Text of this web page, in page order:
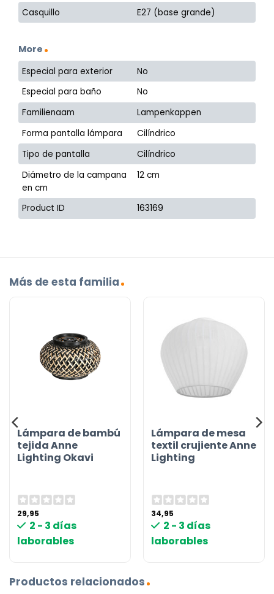
Casquillo E27 (base grande)
More
Especial para exterior
No
Especial para baño
No
Familienaam
Lampenkappen
Forma pantalla lámpara
Cilíndrico
Tipo de pantalla
Cilíndrico
Diámetro de la campana
en cm
12 cm
Product ID 163169
Más de esta familia
Lámpara de bambú
tejida Anne
Lighting Okavi
29,95
2 - 3 días
laborables
Lámpara de mesa
textil crujiente Anne
Lighting
34,95
2 - 3 días
laborables
Productos relacionados